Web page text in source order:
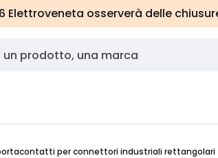
Elettroveneta osserverà delle
per connettori industriali rettangolari